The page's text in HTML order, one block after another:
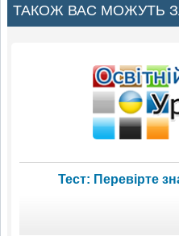
ТАКОЖ ВАС МОЖУТЬ
Тест: Перевірте